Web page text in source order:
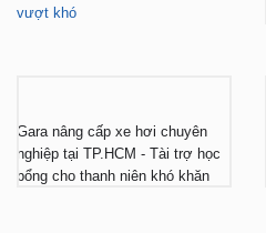
vượt khó
Gara nâng cấp xe hơi chuyên
nghiệp tại TP.HCM - Tài trợ học
bổng cho thanh niên khó khăn